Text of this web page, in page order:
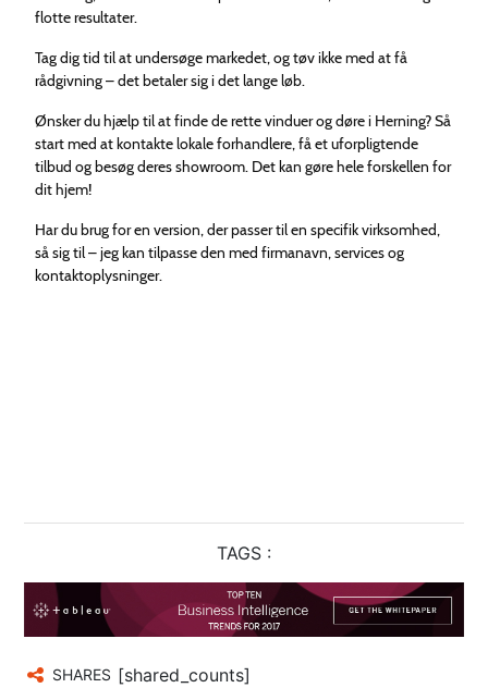
flotte resultater.
Tag dig tid til at undersøge markedet, og tøv ikke med at få
rådgivning – det betaler sig i det lange løb.
Ønsker du hjælp til at finde de rette vinduer og døre i Herning? Så
start med at kontakte lokale forhandlere, få et uforpligtende
tilbud og besøg deres showroom. Det kan gøre hele forskellen for
dit hjem!
Har du brug for en version, der passer til en specifik virksomhed,
så sig til – jeg kan tilpasse den med firmanavn, services og
kontaktoplysninger.
TAGS :
SHARES [shared_counts]